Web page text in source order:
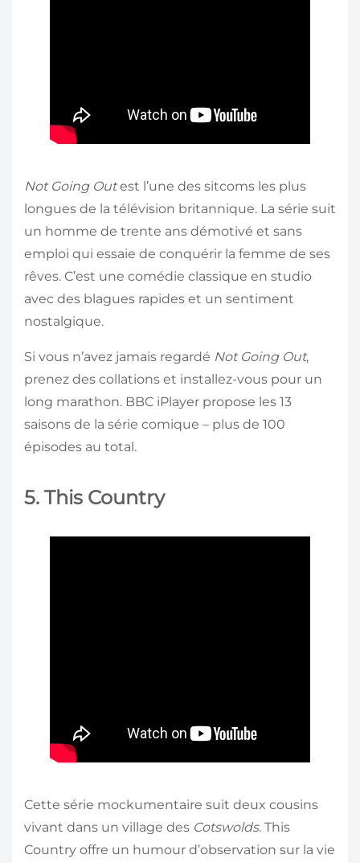
Not Going Outest l’une des sitcoms les plus
longues de la télévision britannique. La série suit
un homme de trente ans démotivé et sans
emploi qui essaie de conquérir la femme de ses
rêves. C’est une comédie classique en studio
avec des blagues rapides et un sentiment
nostalgique.
Si vous n’avez jamais regardé Not Going Out,
prenez des collations et installez-vous pour un
long marathon. BBC iPlayer propose les 13
saisons de la série comique – plus de 100
épisodes au total.
5. This Country
Cette série mockumentaire suit deux cousins
vivant dans un village des Cotswolds. This
Country offre un humour d’observation sur la vie